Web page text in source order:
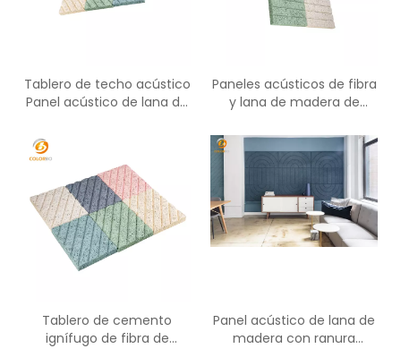
Tablero de techo acústico
Panel acústico de lana de
Paneles acústicos de fibra
y lana de madera de
Panel absorbente de
sonido
Tablero de cemento
ignífugo de fibra de
Panel acústico de lana de
madera con ranura